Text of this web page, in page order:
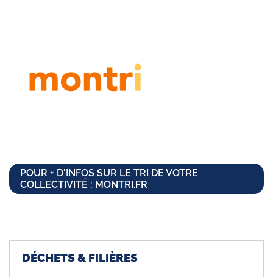
POUR + D'INFOS SUR LE TRI DE VOTRE
COLLECTIVITÉ : MONTRI.FR
DÉCHETS & FILIÈRES